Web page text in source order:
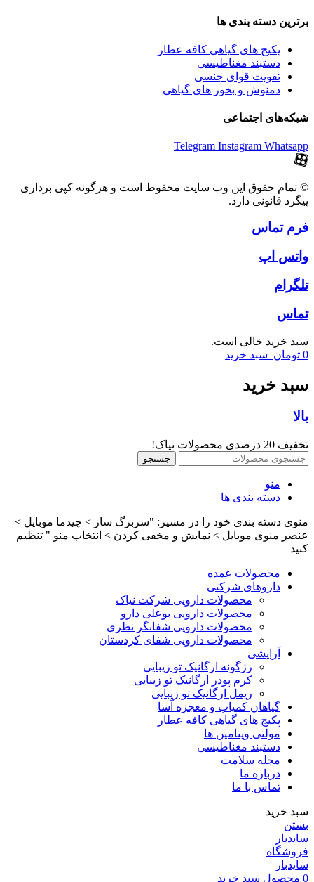
برترین‌ دسته بندی ها
پکیج های گیاهی کافه عطار
دستبند مغناطیسی
تقویت قوای جنسی
دمنوش و بخور های گیاهی
شبکه‌های اجتماعی
Telegram Instagram Whatsapp
© تمام حقوق این وب سایت محفوظ است و هرگونه کپی برداری
پیگرد قانونی دارد.
فرم تماس
واتس اپ
تلگرام
تماس
سبد خرید خالی است.
0 تومان سبد خرید
سبد خرید
بالا
تخفیف 20 درصدی محصولات نیاک!
جستجو
منو
دسته بندی ها
منوی دسته بندی خود را در مسیر: "سربرگ ساز > چیدما موبایل >
عنصر منوی موبایل > نمایش و مخفی کردن > انتخاب منو " تنظیم
کنید
محصولات عمده
داروهای شرکتی
محصولات دارویی شرکت نیاک
محصولات دارویی بوعلی دارو
محصولات دارویی شفانگر نظری
محصولات دارویی شفای کردستان
آرایشی
رژگونه ارگانیک تو زیبایی
کرم پودر ارگانیک تو زیبایی
ریمل ارگانیک تو زیبایی
گیاهان کمیاب و معجزه آسا
پکیج های گیاهی کافه عطار
مولتی ویتامین ها
دستبند مغناطیسی
مجله سلامت
درباره ما
تماس با ما
سبد خرید
بستن
سایدبار
فروشگاه
سایدبار
0 محصول سبد خرید